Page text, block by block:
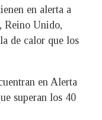
en alerta a
Reino Unido,
de calor que los
en Alerta
superan los 40